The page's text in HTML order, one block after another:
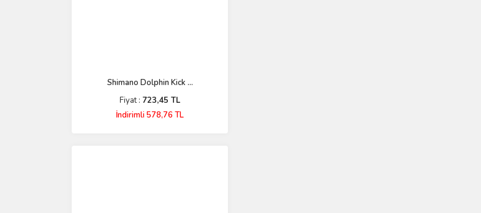
Shimano Dolphin Kick ...
Fiyat : 723,45 TL
İndirimli 578,76 TL